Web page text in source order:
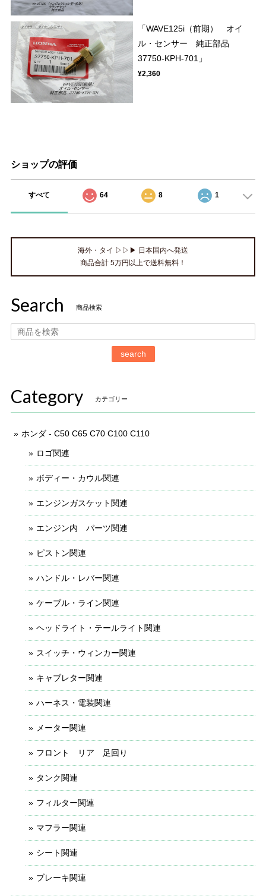
「WAVE125i（前期） オイ
ル・センサー 純正部品
37750-KPH-701」
¥2,360
ショップの評価
すべて 64 8 1
海外・タイ ▷▷▶ 日本国内へ発送
商品合計 5万円以上で送料無料！
Search 商品検索
search
Category カテゴリー
ホンダ - C50 C65 C70 C100 C110
ロゴ関連
ボディー・カウル関連
エンジンガスケット関連
エンジン内 パーツ関連
ピストン関連
ハンドル・レバー関連
ケーブル・ライン関連
ヘッドライト・テールライト関連
スイッチ・ウィンカー関連
キャブレター関連
ハーネス・電装関連
メーター関連
フロント リア 足回り
タンク関連
フィルター関連
マフラー関連
シート関連
ブレーキ関連